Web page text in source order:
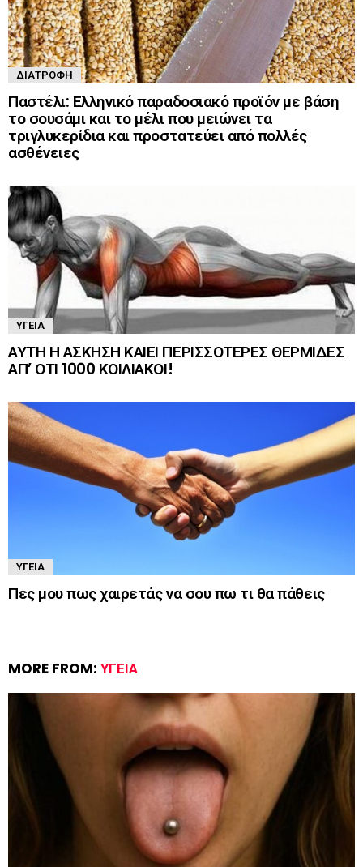
ΔΙΑΤΡΟΦΉ
Παστέλι: Ελληνικό παραδοσιακό προϊόν με βάση
το σουσάμι και το μέλι που μειώνει τα
τριγλυκερίδια και προστατεύει από πολλές
ασθένειες
ΥΓΕΊΑ
ΑΥΤΗ Η ΑΣΚΗΣΗ ΚΑΙΕΙ ΠΕΡΙΣΣΟΤΕΡΕΣ ΘΕΡΜΙΔΕΣ
ΑΠ’ ΟΤΙ 1000 ΚΟΙΛΙΑΚΟΙ!
ΥΓΕΊΑ
Πες μου πως χαιρετάς να σου πω τι θα πάθεις
MORE FROM: ΥΓΕΊΑ